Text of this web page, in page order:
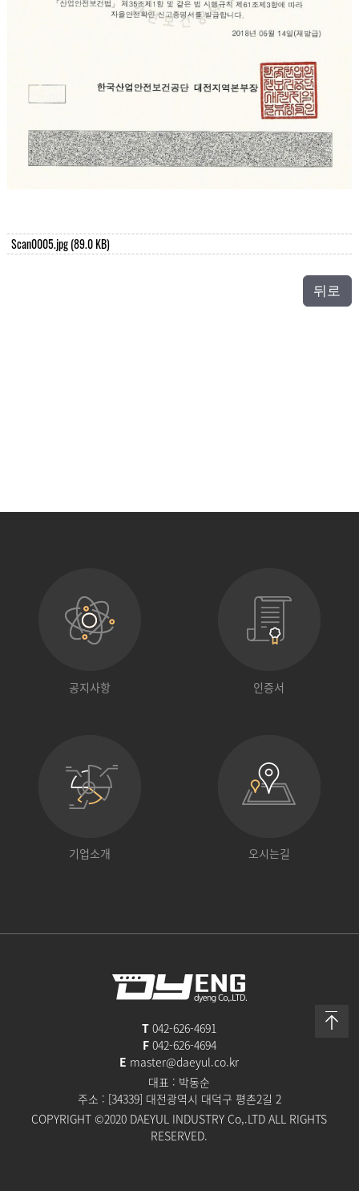
Scan0005.jpg(89.0 KB)
뒤로
공지사항 인증서
기업소개 오시는길
T 042-626-4691
F042-626-4694
E master@daeyul.co.kr
대표 : 박동순
주소 : [34339] 대전광역시 대덕구 평촌2길 2
COPYRIGHT ©2020 DAEYUL INDUSTRY Co,.LTD ALL RIGHTS
RESERVED.